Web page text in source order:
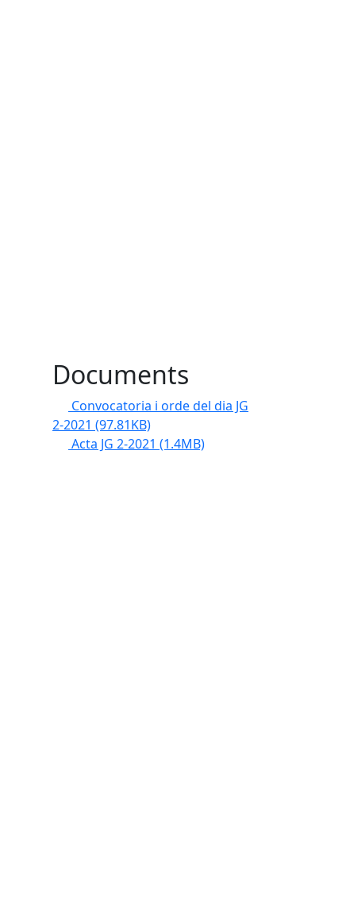
Documents
Convocatoria i orde del dia JG
2-2021 (97.81KB)
Acta JG 2-2021 (1.4MB)